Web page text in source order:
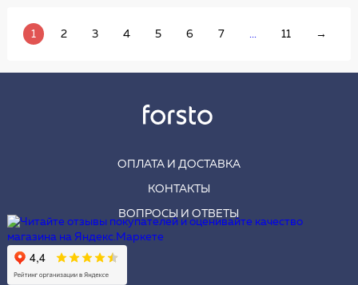
1 2 3 4 5 6 7 ... 11 →
ОПЛАТА И ДОСТАВКА
КОНТАКТЫ
ВОПРОСЫ И ОТВЕТЫ